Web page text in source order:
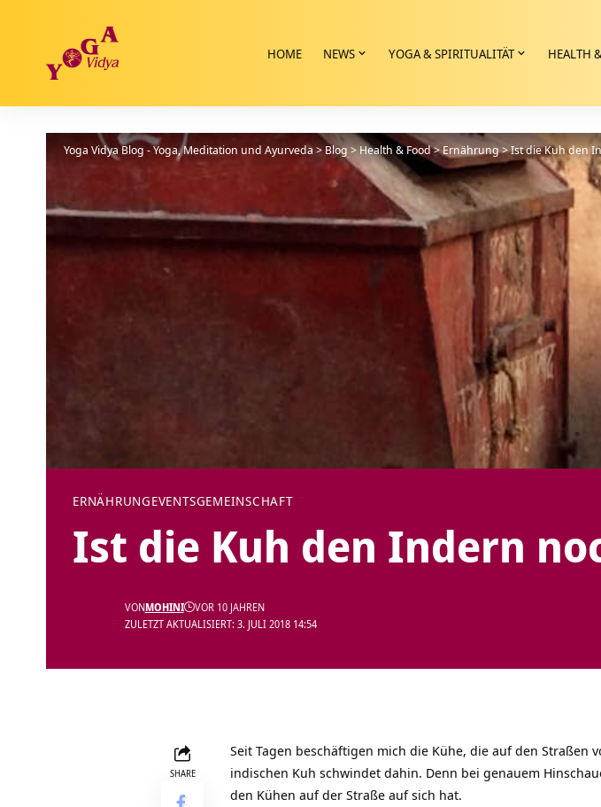
HOME NEWS YOGA & SPIRITUALITÄT HEALTH
Yoga Vidya Blog - Yoga, Meditation und Ayurveda>Blog>Health & Food>Ernährung>Ist die Kuh den
ERNÄHRUNGEVENTSGEMEINSCHAFT
Ist die Kuh den Indern
ZULETZT AKTUALISIERT: 3. JULI 2018 14:54
VONMOHINI VOR 10 JAHREN
SHARE
Seit Tagen beschäftigen mich die Kühe, die auf den
indischen Kuh schwindet dahin. Denn bei genauem
den Kühen auf der Straße auf sich hat.